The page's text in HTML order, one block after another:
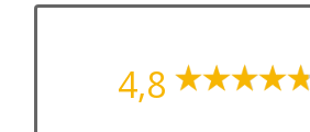
4,8